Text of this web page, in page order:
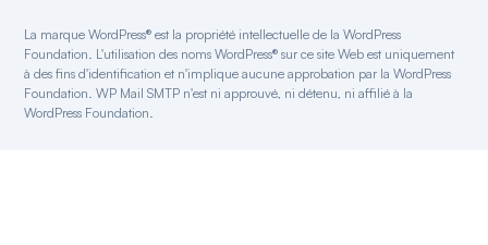
Intégration Zoho Mail
Intégration Mandrill
Renvoyer l'intégration
La marque WordPress® est la propriété intellectuelle de la WordPress
Foundation. L'utilisation des noms WordPress® sur ce site Web est uniquement
à des fins d'identification et n'implique aucune approbation par la WordPress
Foundation. WP Mail SMTP n'est ni approuvé, ni détenu, ni affilié à la
WordPress Foundation.